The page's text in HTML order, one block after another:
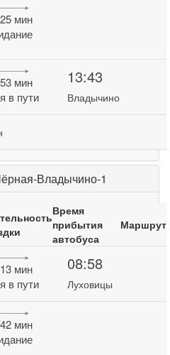
мин
мин
в пути
13:43
Владычино
Владычино-1
Время
прибытия
автобуса
Маршрут
мин
в пути
08:58
Луховицы
мин